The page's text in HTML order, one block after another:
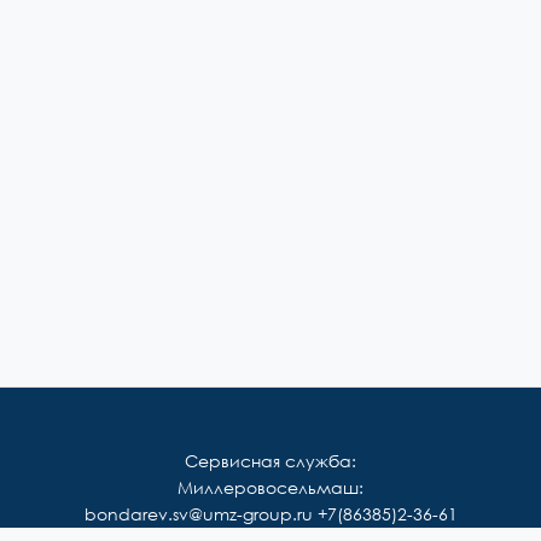
Сервисная служба:
Миллеровосельмаш:
bondarev.sv@umz-group.ru +7(86385)2-36-61